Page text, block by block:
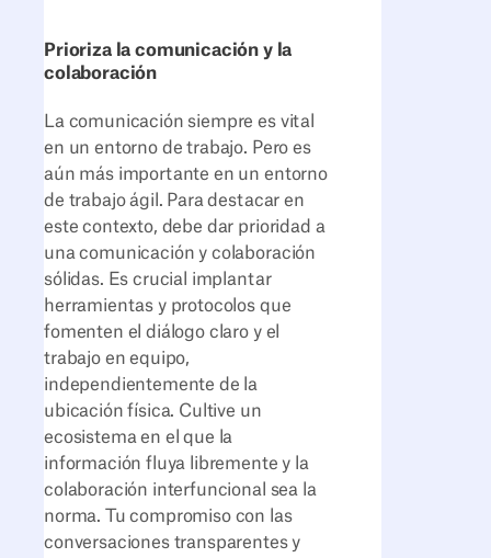
Prioriza la comunicación y la
colaboración
La comunicación siempre es vital
en un entorno de trabajo. Pero es
aún más importante en un entorno
de trabajo ágil. Para destacar en
este contexto, debe dar prioridad a
una comunicación y colaboración
sólidas. Es crucial implantar
herramientas y protocolos que
fomenten el diálogo claro y el
trabajo en equipo,
independientemente de la
ubicación física. Cultive un
ecosistema en el que la
información fluya libremente y la
colaboración interfuncional sea la
norma. Tu compromiso con las
conversaciones transparentes y